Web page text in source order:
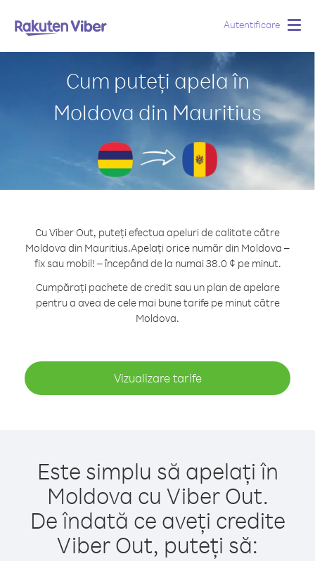
Autentificare
Cum puteți apela în
Moldova din Mauritius
Cu Viber Out, puteți efectua apeluri de calitate către
Moldova din Mauritius.Apelați orice număr din Moldova –
fix sau mobil! – începând de la numai 38.0 ¢ pe minut.
Cumpărați pachete de credit sau un plan de apelare
pentru a avea de cele mai bune tarife pe minut către
Moldova.
Vizualizare tarife
Este simplu să apelați în
Moldova cu Viber Out.
De îndată ce aveți credite
Viber Out, puteți să: